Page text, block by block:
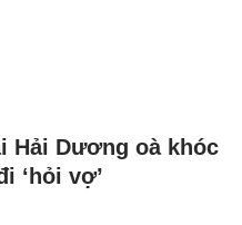
Hải Dương oà khóc
‘hỏi vợ’